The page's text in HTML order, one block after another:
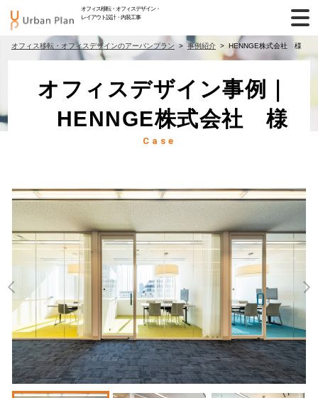
オフィス移転・オフィスデザイン・
レイアウト設計・内装工事
オフィス移転・オフィスデザインのアーバンプラン 事例紹介 HENNGE株式会社 様
オフィスデザイン事例｜
HENNGE株式会社 様
Case